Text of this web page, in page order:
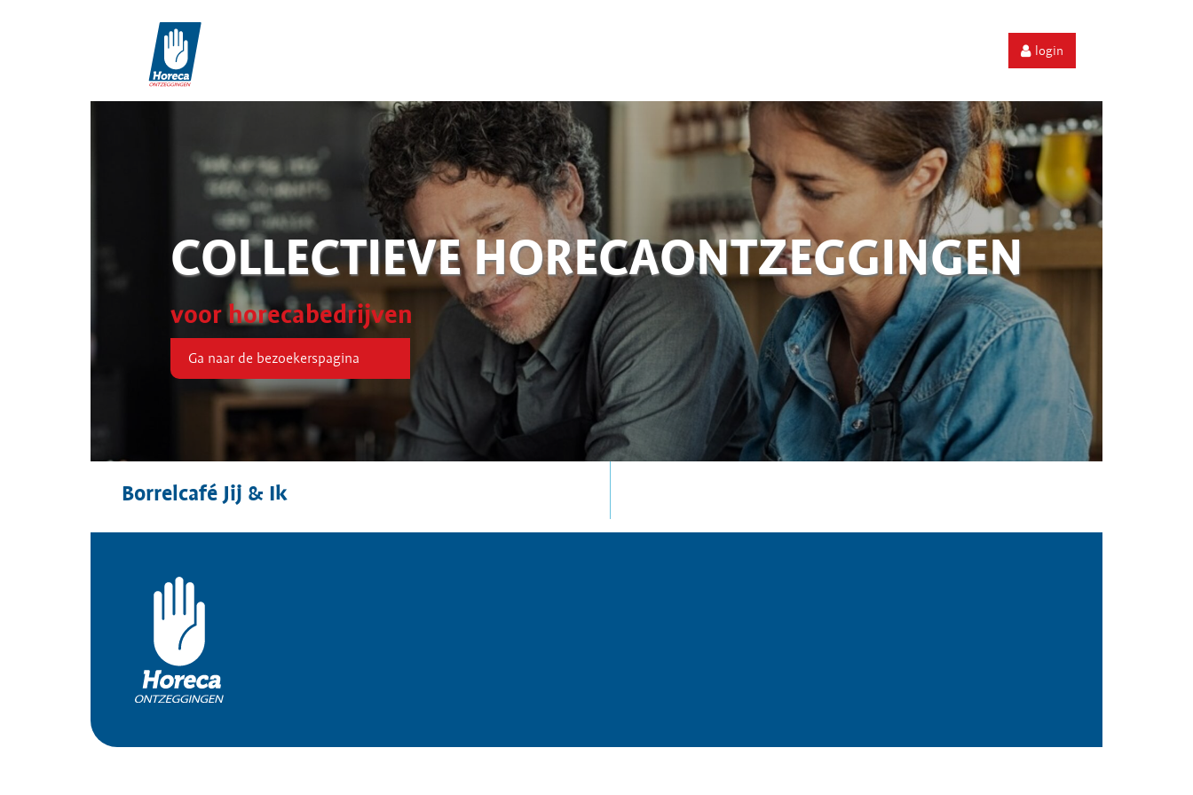
login
COLLECTIEVE HORECAONTZEGGINGEN
voor horecabedrijven
Ga naar de bezoekerspagina
Borrelcafé Jij & Ik